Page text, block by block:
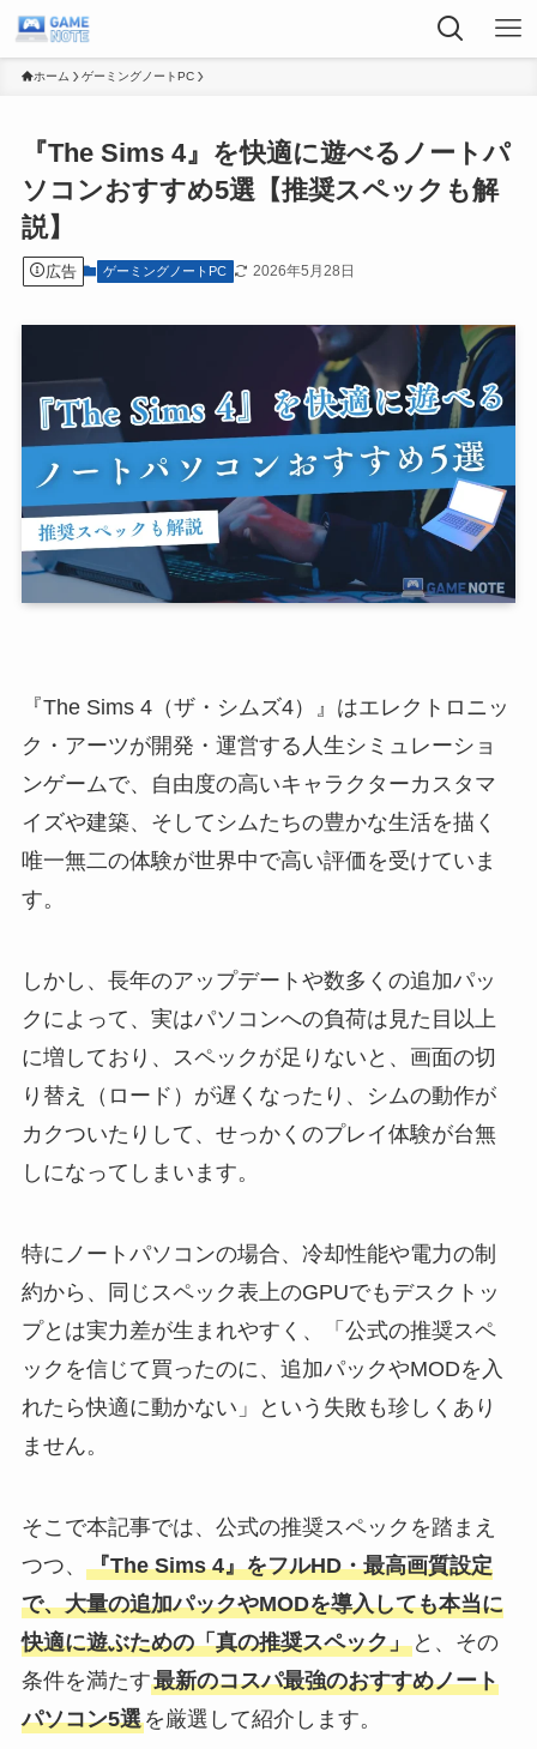
ホーム ゲーミングノートPC
『The Sims 4』を快適に遊べるノートパ
ソコンおすすめ5選【推奨スペックも解
説】
広告 ゲーミングノートPC 2026年5月28日
『The Sims 4（ザ・シムズ4）』はエレクトロニッ
ク・アーツが開発・運営する人生シミュレーショ
ンゲームで、自由度の高いキャラクターカスタマ
イズや建築、そしてシムたちの豊かな生活を描く
唯一無二の体験が世界中で高い評価を受けていま
す。
しかし、長年のアップデートや数多くの追加パッ
クによって、実はパソコンへの負荷は見た目以上
に増しており、スペックが足りないと、画面の切
り替え（ロード）が遅くなったり、シムの動作が
カクついたりして、せっかくのプレイ体験が台無
しになってしまいます。
特にノートパソコンの場合、冷却性能や電力の制
約から、同じスペック表上のGPUでもデスクトッ
プとは実力差が生まれやすく、「公式の推奨スペ
ックを信じて買ったのに、追加パックやMODを入
れたら快適に動かない」という失敗も珍しくあり
ません。
そこで本記事では、公式の推奨スペックを踏まえ
つつ、 『The Sims 4』をフルHD・最高画質設定
で、大量の追加パックやMODを導入しても本当に
快適に遊ぶための「真の推奨スペック」と、その
条件を満たす最新のコスパ最強のおすすめノート
パソコン5選を厳選して紹介します。